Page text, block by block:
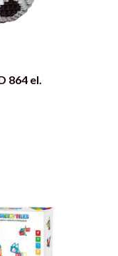
864 el.